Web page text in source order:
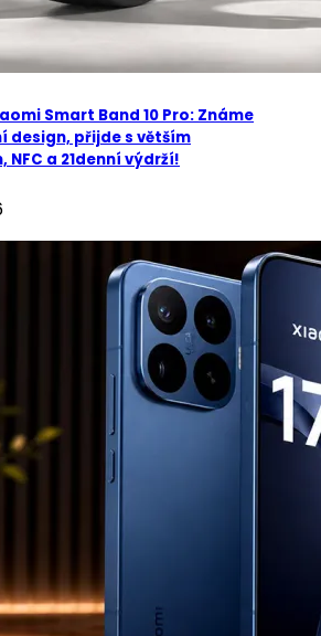
Smart Band 10 Pro: Známe
design, přijde s větším
NFC a 21denní výdrží!